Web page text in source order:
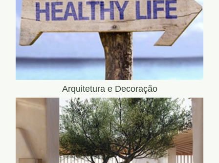
Arquitetura e Decoração